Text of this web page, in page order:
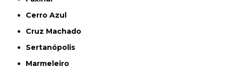
Cerro Azul
Cruz Machado
Sertanópolis
Marmeleiro